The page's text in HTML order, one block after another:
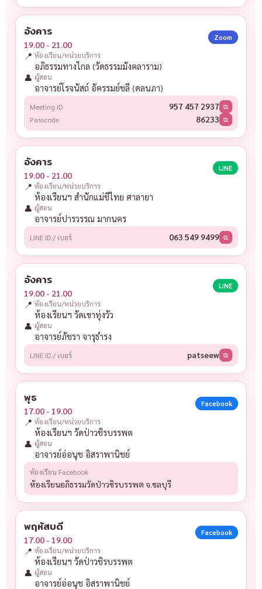
อังคาร
19.00 - 21.00
Zoom
📍 ห้องเรียน/หน่วยบริการ
อภิธรรมทางไกล (วัดธรรมมังคลาราม)
👤 ผู้สอน
อาจารย์โรจนัสถ์ อัครรมย์ชลี (ดลนภา)
Meeting ID 957 457 2937 ⧉
Passcode 86233 ⧉
อังคาร
19.00 - 21.00
LINE
📍 ห้องเรียน/หน่วยบริการ
ห้องเรียนฯ สำนักแม่ชีไทย ศาลายา
👤 ผู้สอน
อาจารย์ปารวรรณ มากนคร
LINE ID / เบอร์ 063 549 9499 ⧉
อังคาร
19.00 - 21.00
LINE
📍 ห้องเรียน/หน่วยบริการ
ห้องเรียนฯ วัดเขาทุ่งวัว
👤 ผู้สอน
อาจารย์ภัชรา จารุธำรง
LINE ID / เบอร์ patseew ⧉
พุธ
17.00 - 19.00
Facebook
📍 ห้องเรียน/หน่วยบริการ
ห้องเรียนฯ วัดป่าวชิรบรรพต
👤 ผู้สอน
อาจารย์อ่อนุช อิสราพานิชย์
ห้องเรียน Facebook
ห้องเรียนอภิธรรมวัดป่าวชิรบรรพต จ.ชลบุรี
พฤหัสบดี
17.00 - 19.00
Facebook
📍 ห้องเรียน/หน่วยบริการ
ห้องเรียนฯ วัดป่าวชิรบรรพต
👤 ผู้สอน
อาจารย์อ่อนุช อิสราพานิชย์